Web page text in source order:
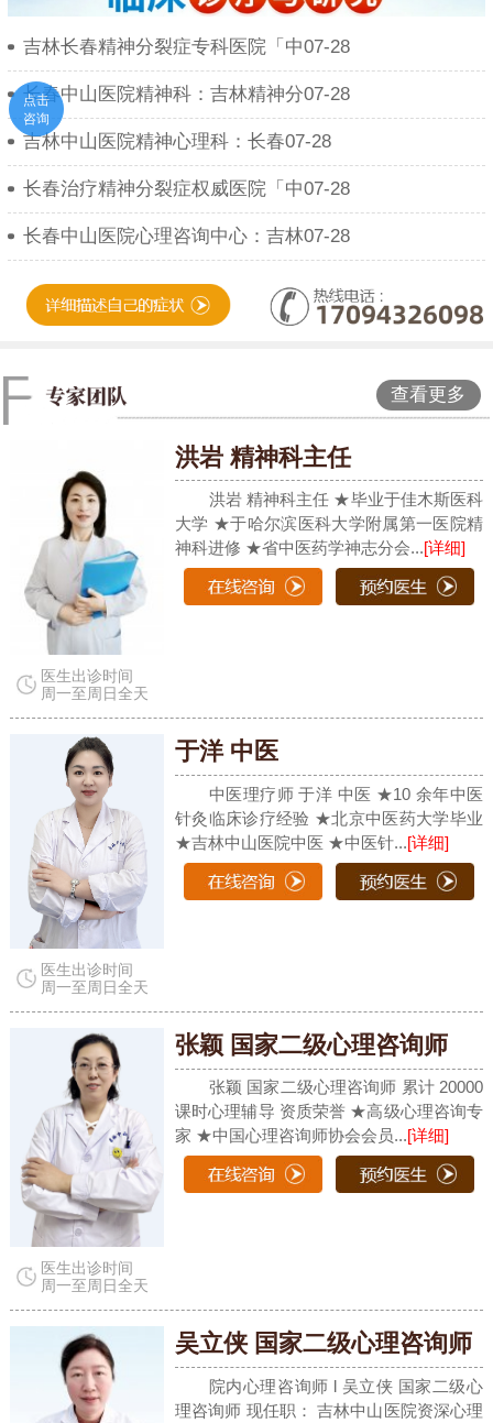
吉林长春精神分裂症专科医院「中07-28
长春中山医院精神科：吉林精神分07-28
吉林中山医院精神心理科：长春07-28
长春治疗精神分裂症权威医院「中07-28
长春中山医院心理咨询中心：吉林07-28
查看更多
医生出诊时间
周一至周日全天
洪岩 精神科主任
洪岩 精神科主任 ★毕业于佳木斯医科
大学 ★于哈尔滨医科大学附属第一医院精
神科进修 ★省中医药学神志分会...[详细]
医生出诊时间
周一至周日全天
于洋 中医
中医理疗师 于洋 中医 ★10 余年中医
针灸临床诊疗经验 ★北京中医药大学毕业
★吉林中山医院中医 ★中医针...[详细]
医生出诊时间
周一至周日全天
张颖 国家二级心理咨询师
张颖 国家二级心理咨询师 累计 20000
课时心理辅导 资质荣誉 ★高级心理咨询专
家 ★中国心理咨询师协会会员...[详细]
吴立侠 国家二级心理咨询师
院内心理咨询师 l 吴立侠 国家二级心
理咨询师 现任职： 吉林中山医院资深心理
点击
咨询